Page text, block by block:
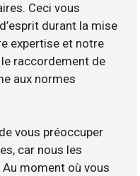
Ceci vous
durant la mise
expertise et notre
raccordement de
aux normes
vous préoccuper
car nous les
moment où vous